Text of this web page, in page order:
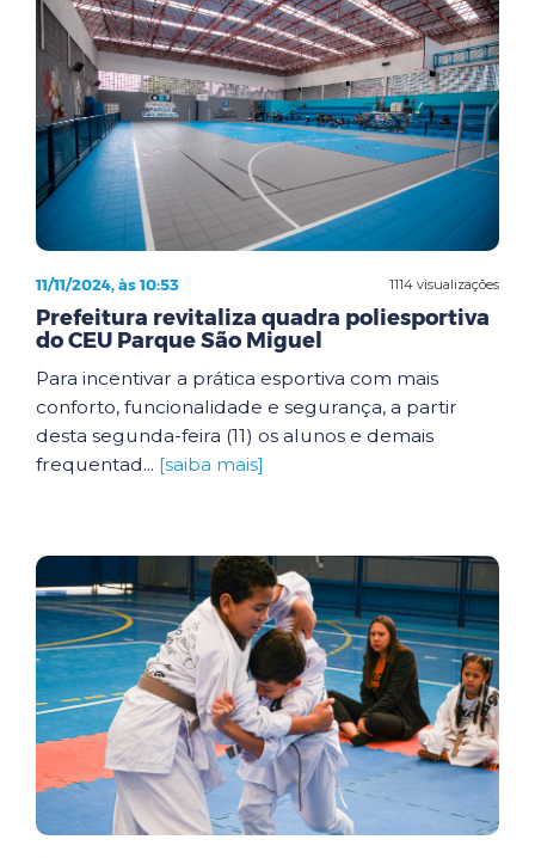
1114 visualizações
11/11/2024, às 10:53
Prefeitura revitaliza quadra poliesportiva
do CEU Parque São Miguel
Para incentivar a prática esportiva com mais
conforto, funcionalidade e segurança, a partir
desta segunda-feira (11) os alunos e demais
frequentad... [saiba mais]